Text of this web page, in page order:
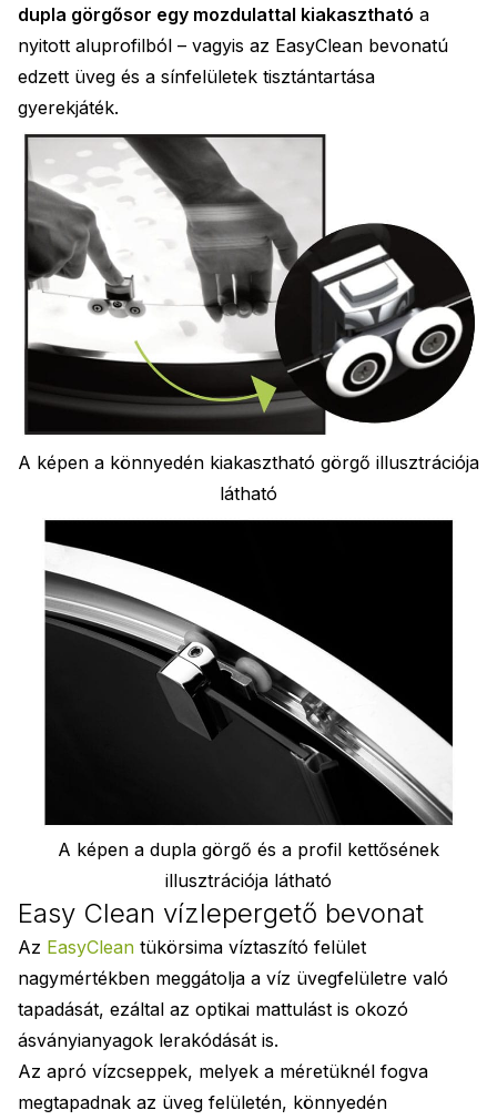
dupla görgősor egy mozdulattal kiakasztható a
nyitott aluprofilból – vagyis az EasyClean bevonatú
edzett üveg és a sínfelületek tisztántartása
gyerekjáték.
A képen a könnyedén kiakasztható görgő illusztrációja
látható
A képen a dupla görgő és a profil kettősének
illusztrációja látható
Easy Clean vízlepergető bevonat
Az EasyClean tükörsima víztaszító felület
nagymértékben meggátolja a víz üvegfelületre való
tapadását, ezáltal az optikai mattulást is okozó
ásványianyagok lerakódását is.
Az apró vízcseppek, melyek a méretüknél fogva
megtapadnak az üveg felületén, könnyedén